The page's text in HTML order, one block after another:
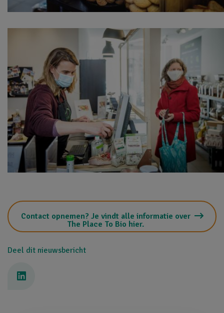
Contact opnemen? Je vindt alle informatie over
The Place To Bio hier.
Deel dit nieuwsbericht